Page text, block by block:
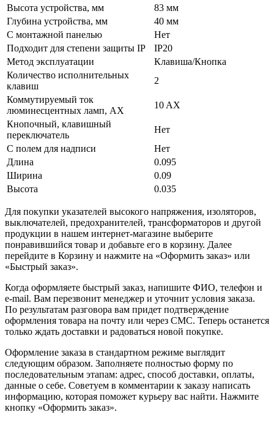
Высота устройства, мм
83 мм
Глубина устройства, мм
40 мм
С монтажной панелью
Нет
Подходит для степени защиты IP
IP20
Метод эксплуатации
Клавиша/Кнопка
Количество исполнительных
клавиш
2
Коммутируемый ток
люминесцентных ламп, AX
10 AX
Кнопочный, клавишный
переключатель
Нет
С полем для надписи
Нет
Длина
0.095
Ширина
0.09
Высота
0.035
Для покупки указателей высокого напряжения, изоляторов,
выключателей, предохранителей, трансформаторов и другой
продукции в нашем интернет-магазине выберите
понравившийся товар и добавьте его в корзину. Далее
перейдите в Корзину и нажмите на «Оформить заказ» или
«Быстрый заказ».
Когда оформляете быстрый заказ, напишите ФИО, телефон и
e-mail. Вам перезвонит менеджер и уточнит условия заказа.
По результатам разговора вам придет подтверждение
оформления товара на почту или через СМС. Теперь останется
только ждать доставки и радоваться новой покупке.
Оформление заказа в стандартном режиме выглядит
следующим образом. Заполняете полностью форму по
последовательным этапам: адрес, способ доставки, оплаты,
данные о себе. Советуем в комментарии к заказу написать
информацию, которая поможет курьеру вас найти. Нажмите
кнопку «Оформить заказ».